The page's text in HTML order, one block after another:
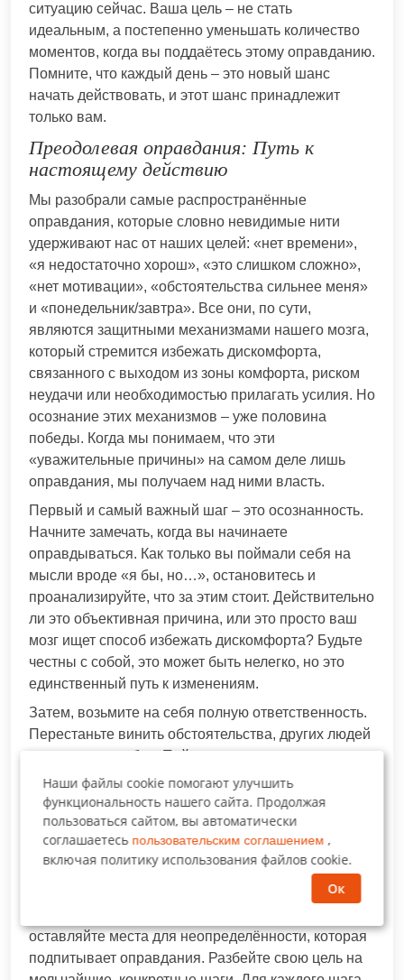
ситуацию сейчас. Ваша цель – не стать
идеальным, а постепенно уменьшать количество
моментов, когда вы поддаётесь этому оправданию.
Помните, что каждый день – это новый шанс
начать действовать, и этот шанс принадлежит
только вам.
Преодолевая оправдания: Путь к
настоящему действию
Мы разобрали самые распространённые
оправдания, которые словно невидимые нити
удерживают нас от наших целей: «нет времени»,
«я недостаточно хорош», «это слишком сложно»,
«нет мотивации», «обстоятельства сильнее меня»
и «понедельник/завтра». Все они, по сути,
являются защитными механизмами нашего мозга,
который стремится избежать дискомфорта,
связанного с выходом из зоны комфорта, риском
неудачи или необходимостью прилагать усилия. Но
осознание этих механизмов – уже половина
победы. Когда мы понимаем, что эти
«уважительные причины» на самом деле лишь
оправдания, мы получаем над ними власть.
Первый и самый важный шаг – это осознанность.
Начните замечать, когда вы начинаете
оправдываться. Как только вы поймали себя на
мысли вроде «я бы, но…», остановитесь и
проанализируйте, что за этим стоит. Действительно
ли это объективная причина, или это просто ваш
мозг ищет способ избежать дискомфорта? Будьте
честны с собой, это может быть нелегко, но это
единственный путь к изменениям.
Затем, возьмите на себя полную ответственность.
Перестаньте винить обстоятельства, других людей
или свою «судьбу». Поймите, что ваша жизнь – это
результат ваших решений и ваших действий (или
бездействия). Как только вы осознаете, что именно
вы контролируете свои поступки, вы почувствуете
огромную силу и свободу. Это не означает, что
внешние факторы не существуют, но означает, что
оставляйте места для неопределённости, которая
подпитывает оправдания. Разбейте свою цель на
Наши файлы cookie помогают улучшить
функциональность нашего сайта. Продолжая
пользоваться сайтом, вы автоматически
соглашаетесь пользовательским соглашением ,
включая политику использования файлов cookie.
Ок